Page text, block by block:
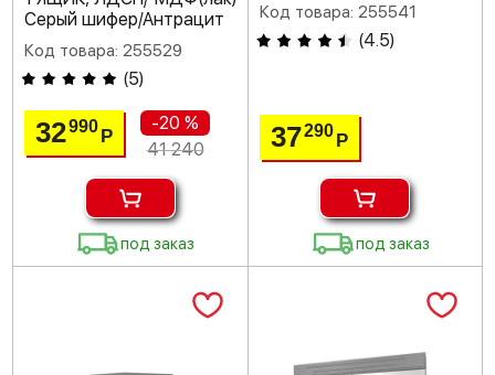
Серый шифер/Антрацит
Код товара: 255529
(5)
32990Р
-20 %
41 240
под заказ
Код товара: 255541
(4.5)
37290 Р
под заказ